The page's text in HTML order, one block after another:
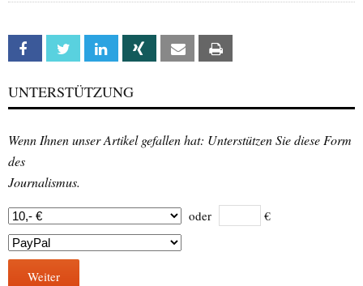
Facebook Twitter Linkedin Xing Email
UNTERSTÜTZUNG
Wenn Ihnen unser Artikel gefallen hat: Unterstützen Sie diese Form
des
Journalismus.
oder €
Weiter